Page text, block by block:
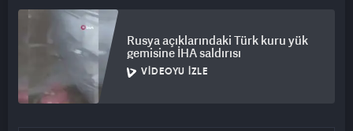
Rusya açıklarındaki Türk kuru yük
gemisine İHA saldırısı
VIDEOYU İZLE